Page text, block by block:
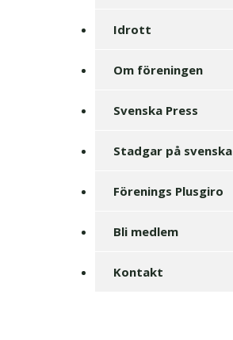
Idrott
Om föreningen
Svenska Press
Stadgar på svenska
Förenings Plusgiro
Bli medlem
Kontakt